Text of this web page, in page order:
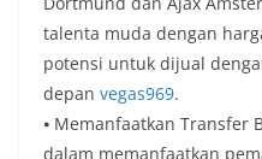
talenta muda dengan
potensi untuk dijual
depan vegas969.
⦁ Memanfaatkan Transfer
dalam memanfaatkan